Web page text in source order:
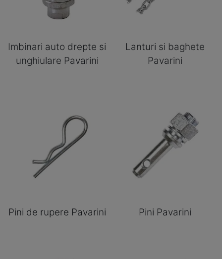
Imbinari auto drepte si
unghiulare Pavarini
Lanturi si baghete
Pavarini
Pini de rupere Pavarini Pini Pavarini